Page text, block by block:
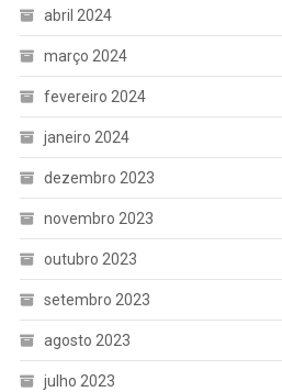
abril 2024
março 2024
fevereiro 2024
janeiro 2024
dezembro 2023
novembro 2023
outubro 2023
setembro 2023
agosto 2023
julho 2023